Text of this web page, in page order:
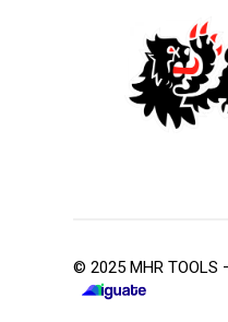
© 2025 MHR
iGuate.com